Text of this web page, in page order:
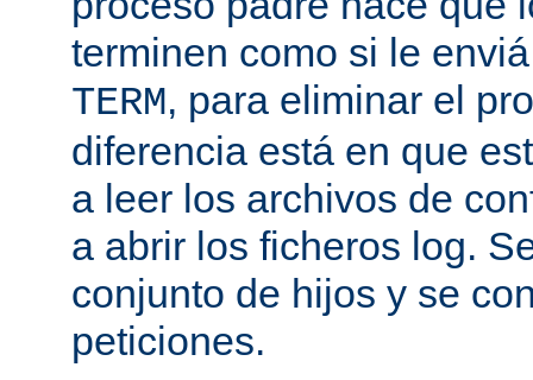
terminen como si le
TERM, para eliminar el
diferencia está en que
a leer los archivos de
a abrir los ficheros log.
conjunto de hijos y se
peticiones.